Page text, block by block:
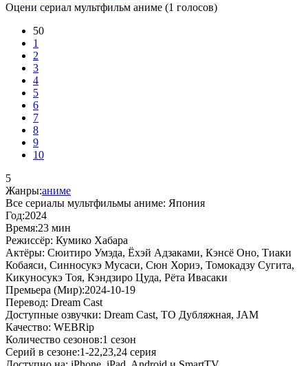
Оцени сериал мультфильм аниме (1 голосов)
50
1
2
3
4
5
6
7
8
9
10
5
Жанры:аниме
Все сериалы мультфильмы аниме: Япония
Год:2024
Время:23 мин
Режиссёр: Кумико Хабара
Актёры: Сюитиро Умэда, Ёхэй Адзаками, Кэнсё Оно, Тиаки
Кобаяси, Синносукэ Мусаси, Сюн Хориэ, Томокадзу Сугита,
Кикуносукэ Тоя, Кэндзиро Цуда, Рёта Ивасаки
Премьера (Мир):2024-10-19
Перевод: Dream Cast
Доступные озвучки: Dream Cast, ТО Дубляжная, JAM
Качество: WEBRip
Количество сезонов:1 сезон
Серий в сезоне:1-22,23,24 серия